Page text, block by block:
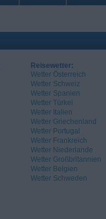
Reisewetter:
Wetter Österreich
Wetter Schweiz
Wetter Spanien
Wetter Türkei
Wetter Italien
Wetter Griechenland
Wetter Portugal
Wetter Frankreich
Wetter Niederlande
Wetter Großbritannien
Wetter Belgien
Wetter Schweden